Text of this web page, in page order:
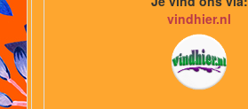
vindhier.nl